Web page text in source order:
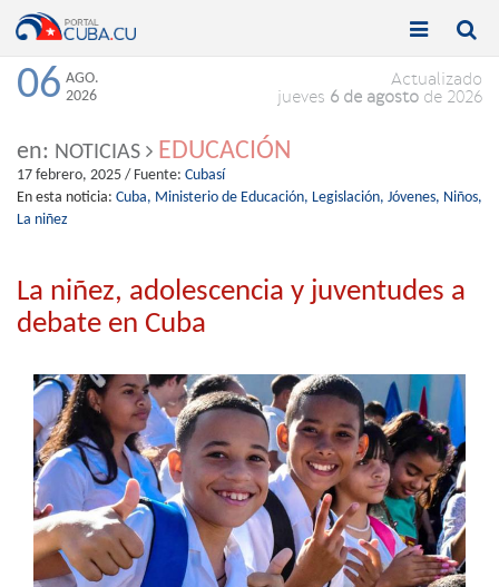
Toggle

Toggle

06 AGO.
2026
Actualizado
jueves 6 de agosto de 2026
en: NOTICIAS EDUCACIÓN
17 febrero, 2025 / Fuente: Cubasí
En esta noticia: Cuba, Ministerio de Educación, Legislación, Jóvenes, Niños,
La niñez
La niñez, adolescencia y juventudes a
debate en Cuba